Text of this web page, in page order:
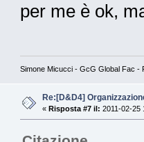
per me è ok,
Simone Micucci - GcG Global Fac -
Re:[D&D4]
« Risposta #7 il: 2011-02-25